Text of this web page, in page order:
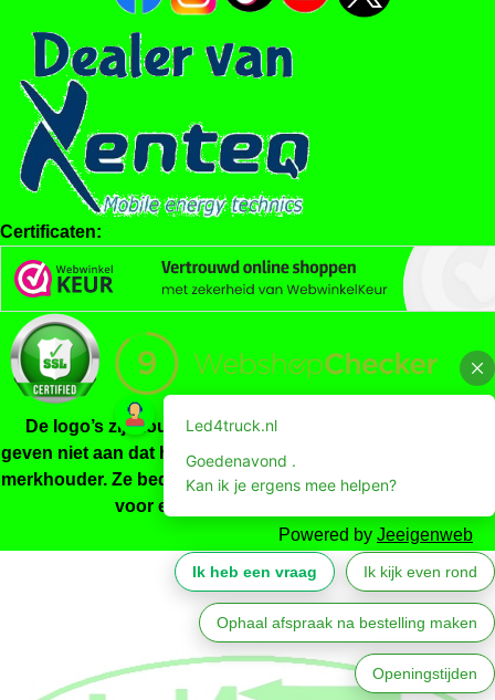
Certificaten:
De logo’s zijn louter indicatief, ze zijn niet origineel en
geven niet aan dat het product gemaakt/gekeurd is door de
merkhouder. Ze beduiden enkel dat het product geschikt is
voor een bepaald merkvoertuig.
Powered by Jeeigenweb